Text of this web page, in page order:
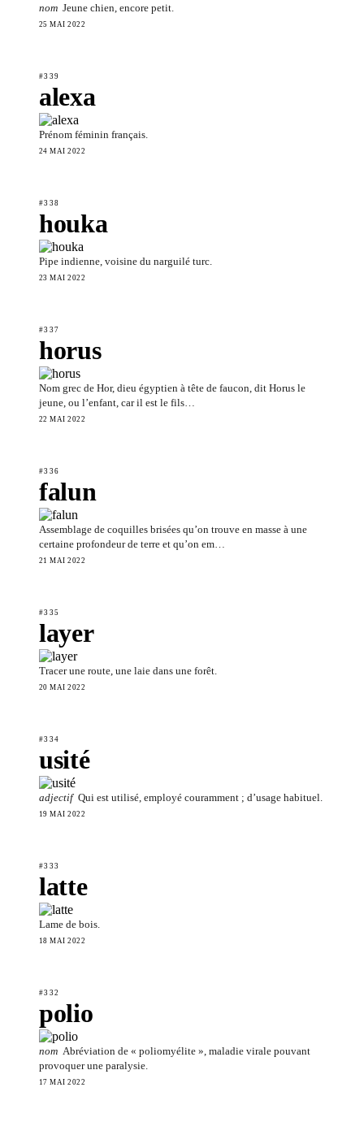
nom Jeune chien, encore petit.
25 MAI 2022
#339
alexa
Prénom féminin français.
24 MAI 2022
#338
houka
Pipe indienne, voisine du narguilé turc.
23 MAI 2022
#337
horus
Nom grec de Hor, dieu égyptien à tête de faucon, dit Horus le
jeune, ou l’enfant, car il est le fils…
22 MAI 2022
#336
falun
Assemblage de coquilles brisées qu’on trouve en masse à une
certaine profondeur de terre et qu’on em…
21 MAI 2022
#335
layer
Tracer une route, une laie dans une forêt.
20 MAI 2022
#334
usité
adjectif Qui est utilisé, employé couramment ; d’usage habituel.
19 MAI 2022
#333
latte
Lame de bois.
18 MAI 2022
#332
polio
nom Abréviation de « poliomyélite », maladie virale pouvant
provoquer une paralysie.
17 MAI 2022